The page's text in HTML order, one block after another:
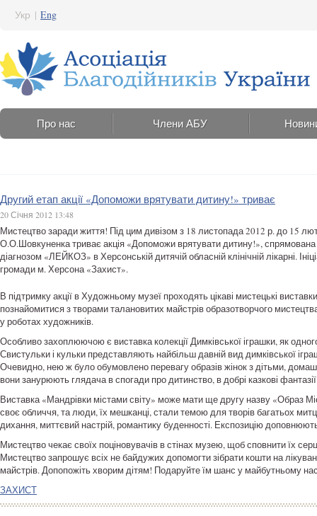
Укр | Eng
Про нас Члени АБУ
Другий етап акції «Допоможи врятувати дитину!» триває
20 Січня 2012 13:48
Мистецтво заради життя! Під цим дивізом з 18 листопада 2012 р. до 15
О.О.Шовкуненка триває акція «Допоможи врятувати дитину!», спрямована
діагнозом «ЛЕЙКОЗ» в Херсонській дитячій обласній клінічній лікарні.
громади м. Херсона «Захист».
В підтримку акції в Художньому музеї проходять цікаві мистецькі
познайомитися з творами талановитих майстрів образотворчого
у роботах художників.
Особливо захоплюючою є виставка колекції Димківської іграшки, як
Свистульки і кульки представляють найбільш давній вид димківської
Очевидно, нею ж було обумовлено перевагу образів жінок з дітьми,
вони занурюють глядача в спогади про дитинство, в добрі казкові
Виставка «Мандрівки містами світу» може мати ще другу назву «Образ
своє обличчя, та люди, їх мешканці, стали темою для творів багатьох
дихання, миттєвий настрій, романтику буденності. Експозицію
Мистецтво чекає своїх поціновувачів в стінах музею, щоб сповнити їх
Мистецтво запрошує всіх не байдужих допомогти зібрати кошти на
майстрів. Допопожіть хворим дітям! Подаруйте їм шанс у майбутньому
ЗАХИСТ